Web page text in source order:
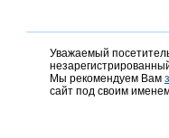
Уважаемый
Мы рекомендуем Вам
сайт под своим